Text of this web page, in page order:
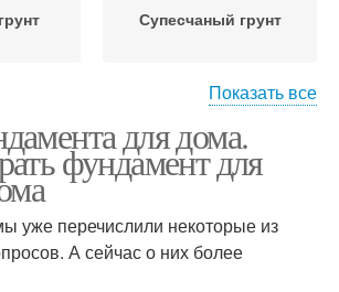
Супесчаный грунт
Показать все
для дома.
фундамент для
уже перечислили некоторые из
А сейчас о них более